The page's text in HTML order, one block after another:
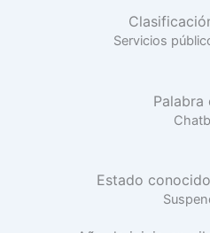
Servicios
Palabra
Estado